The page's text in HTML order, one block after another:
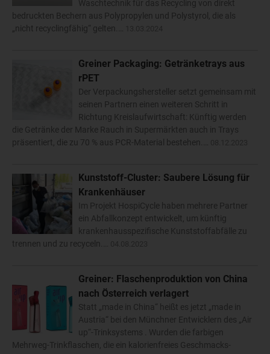
Waschtechnik für das Recycling von direkt
bedruckten Bechern aus Polypropylen und Polystyrol, die als
„nicht recyclingfähig“ gelten.…
Greiner Packaging: Getränketrays aus
rPET
Der Verpackungshersteller setzt gemeinsam mit
seinen Partnern einen weiteren Schritt in
Richtung Kreislaufwirtschaft: Künftig werden
die Getränke der Marke Rauch in Supermärkten auch in Trays
präsentiert, die zu 70 % aus PCR-Material bestehen.…
Kunststoff-Cluster: Saubere Lösung für
Krankenhäuser
Im Projekt HospiCycle haben mehrere Partner
ein Abfallkonzept entwickelt, um künftig
krankenhausspezifische Kunststoffabfälle zu
trennen und zu recyceln.…
Greiner: Flaschenproduktion von China
nach Österreich verlagert
Statt „made in China“ heißt es jetzt „made in
Austria“ bei den Münchner Entwicklern des „Air
up“-Trinksystems . Wurden die farbigen
Mehrweg-Trinkflaschen, die ein kalorienfreies Geschmacks-